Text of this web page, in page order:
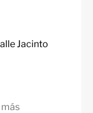
y Marbella Hill
casas
WIFI
Jacinto